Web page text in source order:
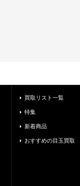
買取リスト一覧
特集
新着商品
おすすめの目玉買取